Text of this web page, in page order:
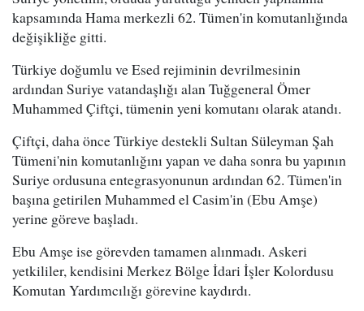
kapsamında Hama merkezli 62. Tümen'in komutanlığında
değişikliğe gitti.
Türkiye doğumlu ve Esed rejiminin devrilmesinin
ardından Suriye vatandaşlığı alan Tuğgeneral Ömer
Muhammed Çiftçi, tümenin yeni komutanı olarak atandı.
Çiftçi, daha önce Türkiye destekli Sultan Süleyman Şah
Tümeni'nin komutanlığını yapan ve daha sonra bu yapının
Suriye ordusuna entegrasyonunun ardından 62. Tümen'in
başına getirilen Muhammed el Casim'in (Ebu Amşe)
yerine göreve başladı.
Ebu Amşe ise görevden tamamen alınmadı. Askeri
yetkililer, kendisini Merkez Bölge İdari İşler Kolordusu
Komutan Yardımcılığı görevine kaydırdı.